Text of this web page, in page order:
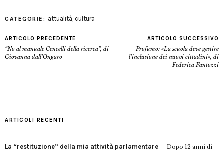
CATEGORIE: attualità, cultura
ARTICOLO PRECEDENTE
“No al manuale Cencelli della ricerca”, di
Giovanna dall’Ongaro
ARTICOLO SUCCESSIVO
Profumo: «La scuola deve gestire
l’inclusione dei nuovi cittadini», di
Federica Fantozzi
ARTICOLI RECENTI
La “restituzione” della mia attività parlamentare
Dopo 12 anni di